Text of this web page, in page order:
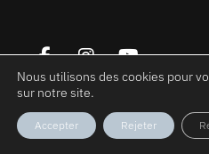
Tous droits réservés ©
Nous utilisons des cookies pour
sur notre site.
Accepter Rejeter